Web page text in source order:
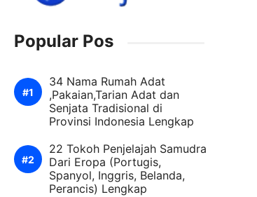
Popular Pos
34 Nama Rumah Adat
,Pakaian,Tarian Adat dan
Senjata Tradisional di
Provinsi Indonesia Lengkap
22 Tokoh Penjelajah Samudra
Dari Eropa (Portugis,
Spanyol, Inggris, Belanda,
Perancis) Lengkap